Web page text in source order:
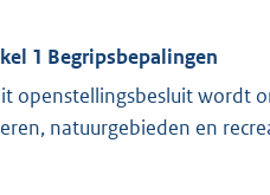
1 Begripsbepalingen
openstellingsbesluit wordt
natuurgebieden en